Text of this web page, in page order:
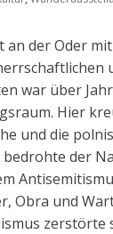
an der Oder
war über
Hier
und die
der
Obra und
zerstörte